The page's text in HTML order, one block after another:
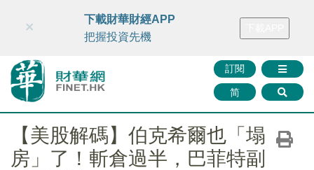
財華智庫網 FINTV FINMETA 財華證券 媒體矩陣
訂閱
简
×
下載財華財經APP
把握投資先機
【美股解碼】伯克希爾也「塌
房」了！斬倉過半，巴菲特副